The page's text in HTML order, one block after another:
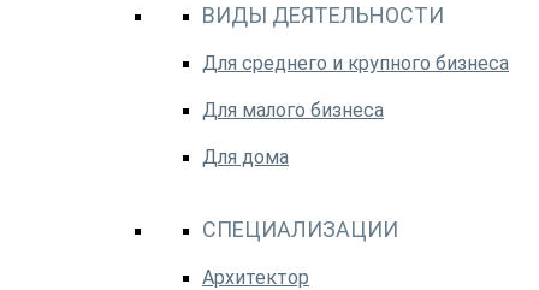
ВИДЫ ДЕЯТЕЛЬНОСТИ
Для среднего и крупного бизнеса
Для малого бизнеса
Для дома
СПЕЦИАЛИЗАЦИИ
Архитектор